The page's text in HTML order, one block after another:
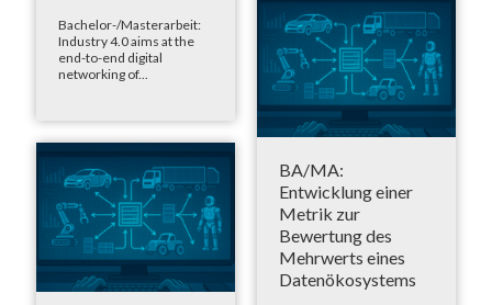
Bachelor-/Masterarbeit:
Industry 4.0 aims at the
end-to-end digital
networking of...
BA/MA:
Entwicklung einer
Metrik zur
Bewertung des
Mehrwerts eines
Datenökosystems